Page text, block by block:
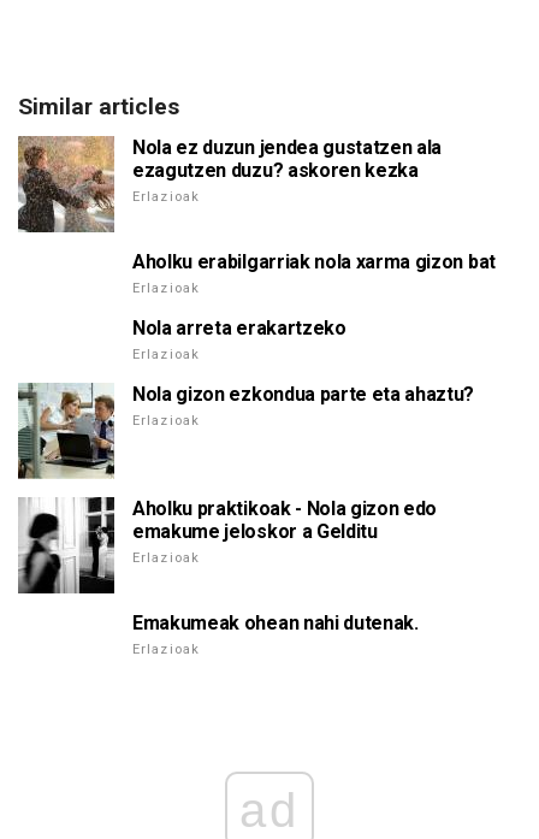
Similar articles
Nola ez duzun jendea gustatzen ala
ezagutzen duzu? askoren kezka
Erlazioak
Aholku erabilgarriak nola xarma gizon bat
Erlazioak
Nola arreta erakartzeko
Erlazioak
Nola gizon ezkondua parte eta ahaztu?
Erlazioak
Aholku praktikoak - Nola gizon edo
emakume jeloskor a Gelditu
Erlazioak
Emakumeak ohean nahi dutenak.
Erlazioak
ad